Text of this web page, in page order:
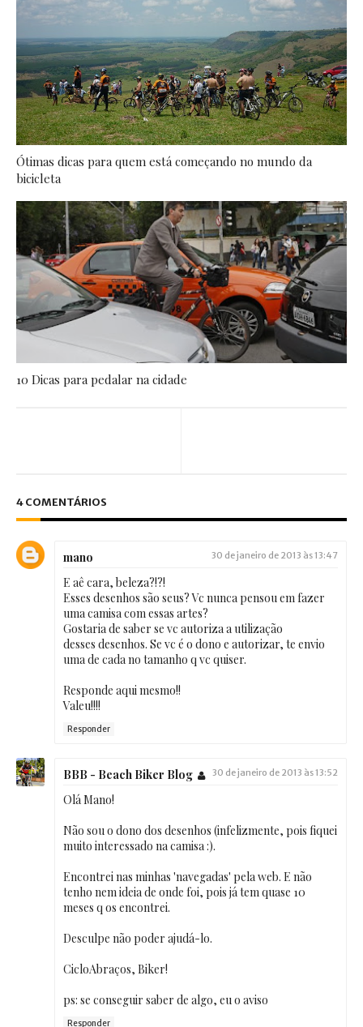
Ótimas dicas para quem está começando no mundo da
bicicleta
10 Dicas para pedalar na cidade
4 COMENTÁRIOS
mano 30 de janeiro de 2013 às 13:47
E aê cara, beleza?!?!
Esses desenhos são seus? Vc nunca pensou em fazer
uma camisa com essas artes?
Gostaria de saber se vc autoriza a utilização
desses desenhos. Se vc é o dono e autorizar, te envio
uma de cada no tamanho q vc quiser.
Responde aqui mesmo!!
Valeu!!!!
Responder
BBB - Beach Biker Blog 30 de janeiro de 2013 às 13:52
Olá Mano!
Não sou o dono dos desenhos (infelizmente, pois fiquei
muito interessado na camisa :).
Encontrei nas minhas 'navegadas' pela web. E não
tenho nem ideia de onde foi, pois já tem quase 10
meses q os encontrei.
Desculpe não poder ajudá-lo.
CicloAbraços, Biker!
ps: se conseguir saber de algo, eu o aviso
Responder